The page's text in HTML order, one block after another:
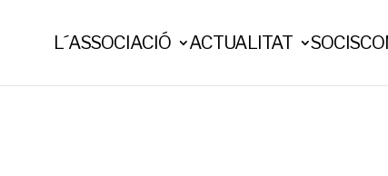
L´ASSOCIACIÓ ACTUALITAT SOCIS